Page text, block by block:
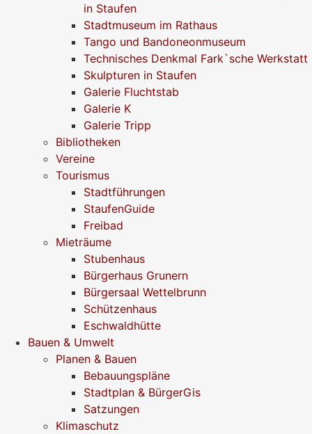
in Staufen
Stadtmuseum im Rathaus
Tango und Bandoneonmuseum
Technisches Denkmal Fark`sche Werkstatt
Skulpturen in Staufen
Galerie Fluchtstab
Galerie K
Galerie Tripp
Bibliotheken
Vereine
Tourismus
Stadtführungen
StaufenGuide
Freibad
Mieträume
Stubenhaus
Bürgerhaus Grunern
Bürgersaal Wettelbrunn
Schützenhaus
Eschwaldhütte
Bauen & Umwelt
Planen & Bauen
Bebauungspläne
Stadtplan & BürgerGis
Satzungen
Klimaschutz